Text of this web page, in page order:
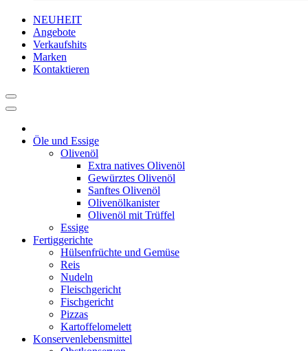
NEUHEIT
Angebote
Verkaufshits
Marken
Kontaktieren
Öle und Essige
Olivenöl
Extra natives Olivenöl
Gewürztes Olivenöl
Sanftes Olivenöl
Olivenölkanister
Olivenöl mit Trüffel
Essige
Fertiggerichte
Hülsenfrüchte und Gemüse
Reis
Nudeln
Fleischgericht
Fischgericht
Pizzas
Kartoffelomelett
Konservenlebensmittel